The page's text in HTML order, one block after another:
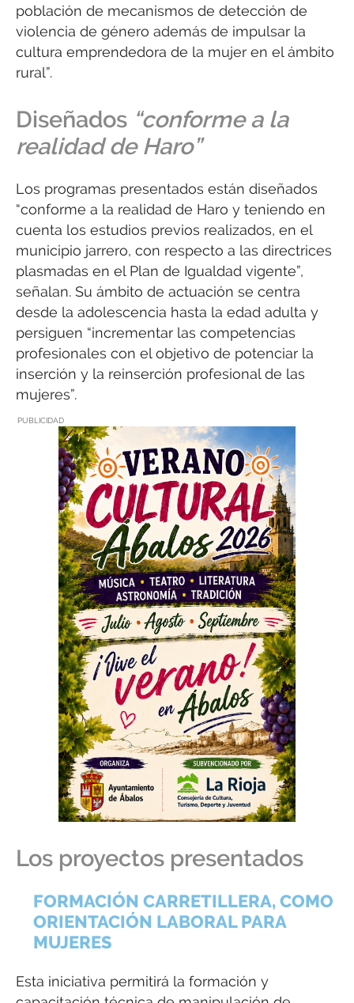
población de mecanismos de detección de
violencia de género además de impulsar la
cultura emprendedora de la mujer en el ámbito
rural”.
Diseñados “conforme a la
realidad de Haro”
Los programas presentados están diseñados
“conforme a la realidad de Haro y teniendo en
cuenta los estudios previos realizados, en el
municipio jarrero, con respecto a las directrices
plasmadas en el Plan de Igualdad vigente”,
señalan. Su ámbito de actuación se centra
desde la adolescencia hasta la edad adulta y
persiguen “incrementar las competencias
profesionales con el objetivo de potenciar la
inserción y la reinserción profesional de las
mujeres”.
PUBLICIDAD
Los proyectos presentados
FORMACIÓN CARRETILLERA, COMO
ORIENTACIÓN LABORAL PARA
MUJERES
Esta iniciativa permitirá la formación y